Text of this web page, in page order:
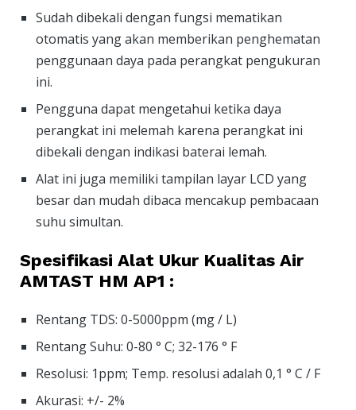
Sudah dibekali dengan fungsi mematikan
otomatis yang akan memberikan penghematan
penggunaan daya pada perangkat pengukuran
ini.
Pengguna dapat mengetahui ketika daya
perangkat ini melemah karena perangkat ini
dibekali dengan indikasi baterai lemah.
Alat ini juga memiliki tampilan layar LCD yang
besar dan mudah dibaca mencakup pembacaan
suhu simultan.
Spesifikasi Alat Ukur Kualitas Air
AMTAST HM AP1 :
Rentang TDS: 0-5000ppm (mg / L)
Rentang Suhu: 0-80 ° C; 32-176 ° F
Resolusi: 1ppm; Temp. resolusi adalah 0,1 ° C / F
Akurasi: +/- 2%